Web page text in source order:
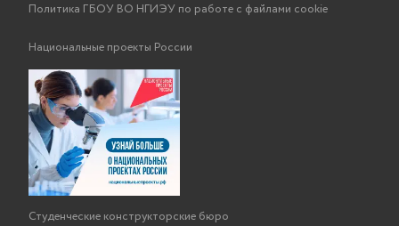
Политика ГБОУ ВО НГИЭУ по работе с файлами cookie
Национальные проекты России
Студенческие конструкторские бюро